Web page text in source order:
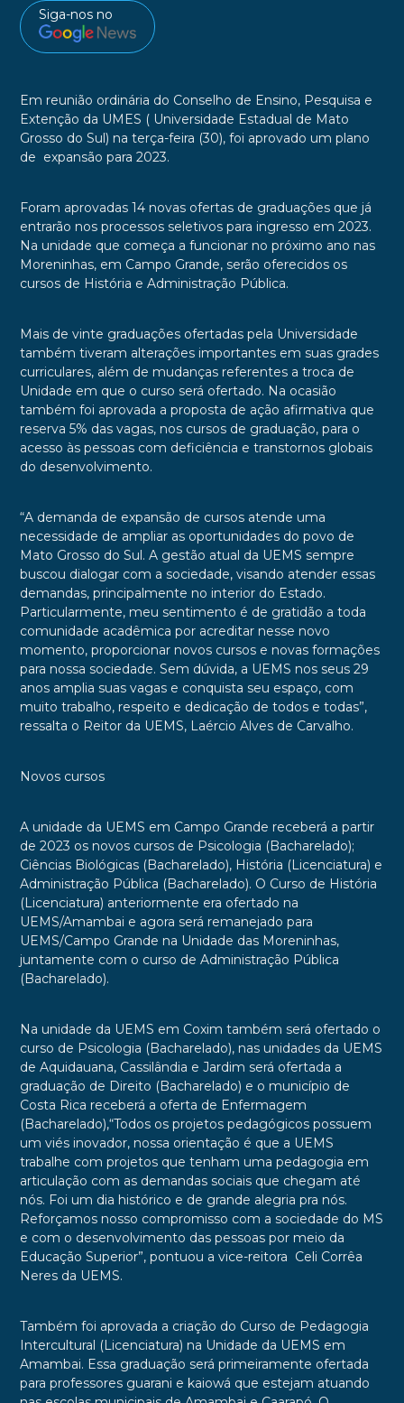
Siga-nos no
Em reunião ordinária do Conselho de Ensino, Pesquisa e
Extenção da UMES ( Universidade Estadual de Mato
Grosso do Sul) na terça-feira (30), foi aprovado um plano
de expansão para 2023.
Foram aprovadas 14 novas ofertas de graduações que já
entrarão nos processos seletivos para ingresso em 2023.
Na unidade que começa a funcionar no próximo ano nas
Moreninhas, em Campo Grande, serão oferecidos os
cursos de História e Administração Pública.
Mais de vinte graduações ofertadas pela Universidade
também tiveram alterações importantes em suas grades
curriculares, além de mudanças referentes a troca de
Unidade em que o curso será ofertado. Na ocasião
também foi aprovada a proposta de ação afirmativa que
reserva 5% das vagas, nos cursos de graduação, para o
acesso às pessoas com deficiência e transtornos globais
do desenvolvimento.
“A demanda de expansão de cursos atende uma
necessidade de ampliar as oportunidades do povo de
Mato Grosso do Sul. A gestão atual da UEMS sempre
buscou dialogar com a sociedade, visando atender essas
demandas, principalmente no interior do Estado.
Particularmente, meu sentimento é de gratidão a toda
comunidade acadêmica por acreditar nesse novo
momento, proporcionar novos cursos e novas formações
para nossa sociedade. Sem dúvida, a UEMS nos seus 29
anos amplia suas vagas e conquista seu espaço, com
muito trabalho, respeito e dedicação de todos e todas”,
ressalta o Reitor da UEMS, Laércio Alves de Carvalho.
Novos cursos
A unidade da UEMS em Campo Grande receberá a partir
de 2023 os novos cursos de Psicologia (Bacharelado);
Ciências Biológicas (Bacharelado), História (Licenciatura) e
Administração Pública (Bacharelado). O Curso de História
(Licenciatura) anteriormente era ofertado na
UEMS/Amambai e agora será remanejado para
UEMS/Campo Grande na Unidade das Moreninhas,
juntamente com o curso de Administração Pública
(Bacharelado).
Na unidade da UEMS em Coxim também será ofertado o
curso de Psicologia (Bacharelado), nas unidades da UEMS
de Aquidauana, Cassilândia e Jardim será ofertada a
graduação de Direito (Bacharelado) e o município de
Costa Rica receberá a oferta de Enfermagem
(Bacharelado),“Todos os projetos pedagógicos possuem
um viés inovador, nossa orientação é que a UEMS
trabalhe com projetos que tenham uma pedagogia em
articulação com as demandas sociais que chegam até
nós. Foi um dia histórico e de grande alegria pra nós.
Reforçamos nosso compromisso com a sociedade do MS
e com o desenvolvimento das pessoas por meio da
Educação Superior”, pontuou a vice-reitora Celi Corrêa
Neresda UEMS.
Também foi aprovada a criação do Curso de Pedagogia
Intercultural (Licenciatura) na Unidade da UEMS em
Amambai. Essa graduação será primeiramente ofertada
para professores guarani e kaiowá que estejam atuando